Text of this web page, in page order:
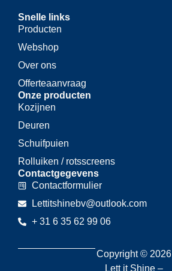
Snelle links
Producten
Webshop
Over ons
Offerteaanvraag
Onze producten
Kozijnen
Deuren
Schuifpuien
Rolluiken / rotsscreens
Contactgegevens
Contactformulier
Lettitshinebv@outlook.com
+ 31 6 35 62 99 06
Copyright © 2026
Lett it Shine –